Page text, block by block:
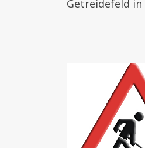
Getreidefeld